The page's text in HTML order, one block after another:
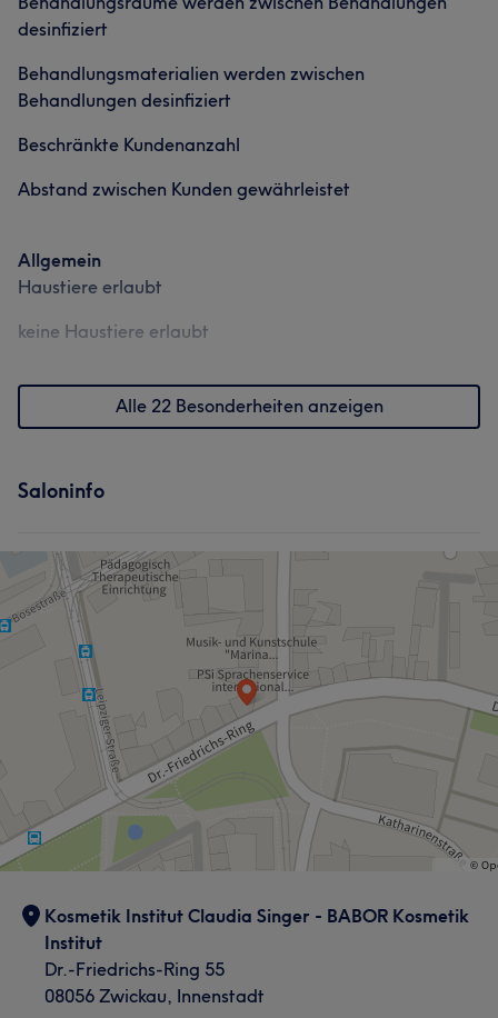
Was unsere Kunden über Janine sagen
Professionell Herzlich 22
Fürsorglich 15
Nägel Fitness Gesicht
Portfolio
Was unsere Kunden über Sarah sagen
Kompetent 12 Professionell 12 Herzlich 8
Aufmerksam 7
desinfiziert
Behandlungsmaterialien werden zwischen
Behandlungen desinfiziert
Beschränkte Kundenanzahl
Abstand zwischen Kunden gewährleistet
Allgemein
Haustiere erlaubt
keine Haustiere erlaubt
Alle 22 Besonderheiten anzeigen
Saloninfo
Kosmetik Institut Claudia Singer - BABOR Kosmetik
Institut
Dr.-Friedrichs-Ring 55
08056 Zwickau, Innenstadt